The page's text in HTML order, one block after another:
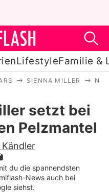
LifestyleFamilie &
Liebe
SIENNA MILLER
setzt bei
Pelzmantel
du die spannendsten
News auch bei
siehst.